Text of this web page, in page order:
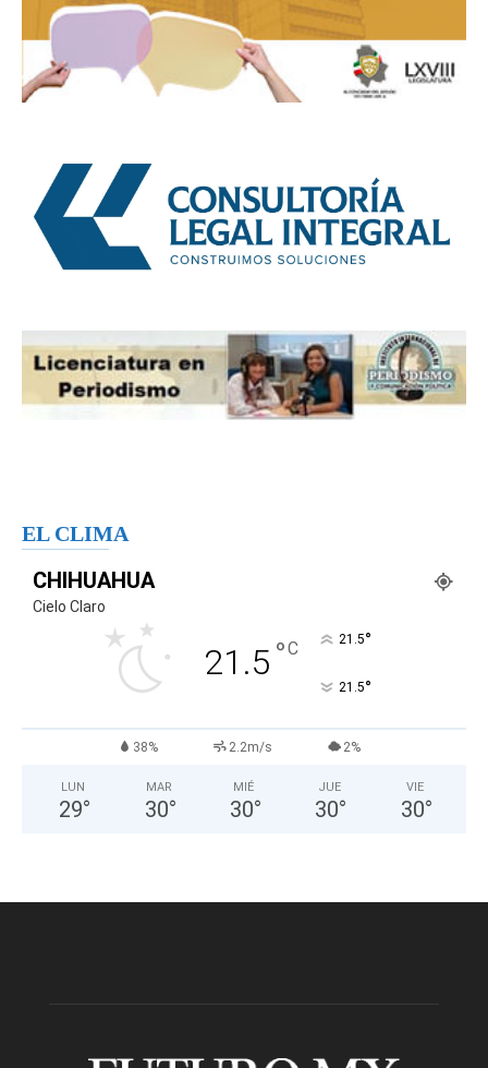
EL CLIMA
CHIHUAHUA
Cielo Claro
21.5 °C 21.5°
21.5°
38% 2.2m/s 2%
LUN
29°
MAR
30°
MIÉ
30°
JUE
30°
VIE
30°